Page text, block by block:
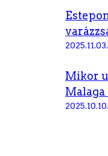
2025.11.03.
Mikor
2025.10.10.